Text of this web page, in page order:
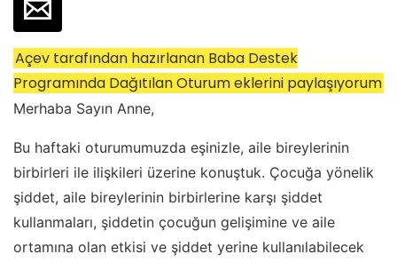
Açev tarafından hazırlanan Baba Destek
Programında Dağıtılan Oturum eklerini paylaşıyorum
Merhaba Sayın Anne,
Bu haftaki oturumumuzda eşinizle, aile bireylerinin
birbirleri ile ilişkileri üzerine konuştuk. Çocuğa yönelik
şiddet, aile bireylerinin birbirlerine karşı şiddet
kullanmaları, şiddetin çocuğun gelişimine ve aile
ortamına olan etkisi ve şiddet yerine kullanılabilecek